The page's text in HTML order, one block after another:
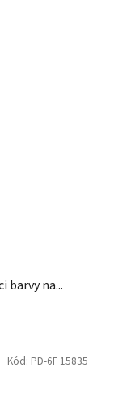
barvy na...
Kód: PD-6F 15835